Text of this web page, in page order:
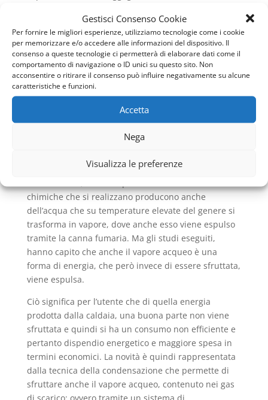
Gestisci Consenso Cookie
Per fornire le migliori esperienze, utilizziamo tecnologie come i cookie
per memorizzare e/o accedere alle informazioni del dispositivo. Il
consenso a queste tecnologie ci permetterà di elaborare dati come il
comportamento di navigazione o ID unici su questo sito. Non
acconsentire o ritirare il consenso può influire negativamente su alcune
caratteristiche e funzioni.
Accetta
Nega
Visualizza le preferenze
era presente nel passato, o ancora esistente in molte
delle nostre abitazioni. Le caldaie di tipo
convenzionale infatti partivano da un processo di
combustione al loro interno che produce del calore,
che passa attraverso uno scambiatore il quale
consente il trasferimento dell’energia prodotta
all’impianto di riscaldamento. La combustione
sempre passando dallo scambiatore di calore,
In queste situazione le temperature raggiunte sono
chimiche che si realizzano producono anche
dell’acqua che su temperature elevate del genere si
trasforma in vapore, dove anche esso viene espulso
tramite la canna fumaria. Ma gli studi eseguiti,
hanno capito che anche il vapore acqueo è una
forma di energia, che però invece di essere sfruttata,
viene espulsa.
Ciò significa per l’utente che di quella energia
prodotta dalla caldaia, una buona parte non viene
sfruttata e quindi si ha un consumo non efficiente e
pertanto dispendio energetico e maggiore spesa in
termini economici. La novità è quindi rappresentata
dalla tecnica della condensazione che permette di
sfruttare anche il vapore acqueo, contenuto nei gas